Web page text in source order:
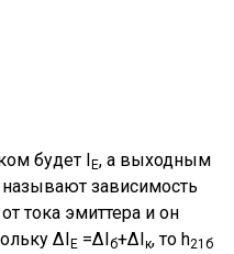
будет IЕ, а выходным
зависимость
тока эмиттера и он
∆IE =∆Iб+∆Iк, то h21б